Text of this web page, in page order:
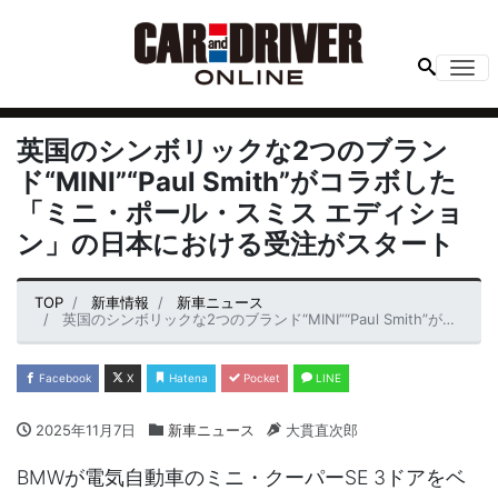
英国のシンボリックな2つのブラン
ド“MINI”“Paul Smith”がコラボした
「ミニ・ポール・スミス エディショ
ン」の日本における受注がスタート
TOP 新車情報
新車ニュース
英国のシンボリックな2つのブランド“MINI”“Paul Smith”がコラボした「ミニ・ポール・スミス エディション」の日本における受注がスタート
Facebook X Hatena Pocket LINE
2025年11月7日 新車ニュース 大貫直次郎
BMWが電気自動車のミニ・クーパーSE 3ドアをベ